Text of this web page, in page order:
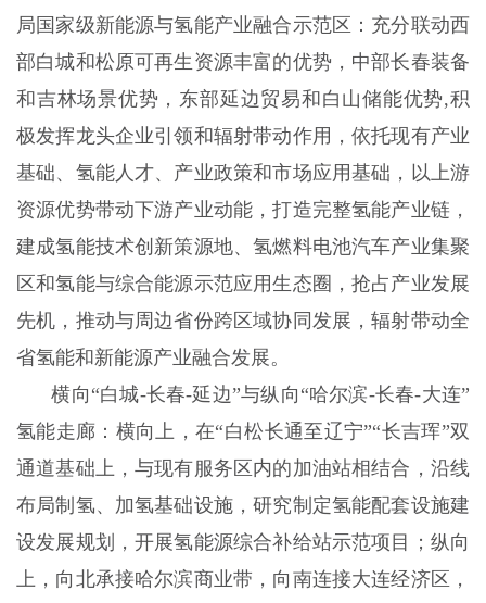
局国家级新能源与氢能产业融合示范区：充分联动西
部白城和松原可再生资源丰富的优势，中部长春装备
和吉林场景优势，东部延边贸易和白山储能优势,积
极发挥龙头企业引领和辐射带动作用，依托现有产业
基础、氢能人才、产业政策和市场应用基础，以上游
资源优势带动下游产业动能，打造完整氢能产业链，
建成氢能技术创新策源地、氢燃料电池汽车产业集聚
区和氢能与综合能源示范应用生态圈，抢占产业发展
先机，推动与周边省份跨区域协同发展，辐射带动全
省氢能和新能源产业融合发展。
横向“白城-长春-延边”与纵向“哈尔滨-长春-大连”
氢能走廊：横向上，在“白松长通至辽宁”“长吉珲”双
通道基础上，与现有服务区内的加油站相结合，沿线
布局制氢、加氢基础设施，研究制定氢能配套设施建
设发展规划，开展氢能源综合补给站示范项目；纵向
上，向北承接哈尔滨商业带，向南连接大连经济区，